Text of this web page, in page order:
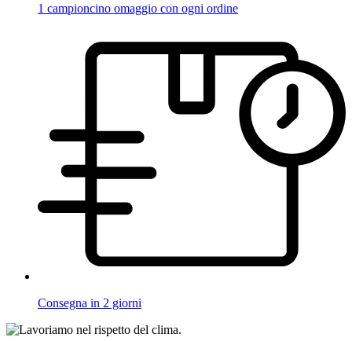
1 campioncino omaggio con ogni ordine
Consegna in 2 giorni